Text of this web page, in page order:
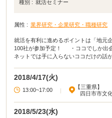
種別 : 就活セミナー
属性 : 業界研究・企業研究・職種研究
就活を有利に進めるポイントは「地元
100社が参加予定！ ・ココでしか出
ネットでは手に入らないココだけの話
2018/4/17(火)
13:00~17:00 |
【三重県】
四日市市文
2018/5/23(水)